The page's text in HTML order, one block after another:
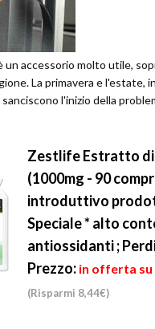
un accessorio molto utile,
La primavera e l'estate,
l'inizio della
Zestlife Estratto
(1000mg - 90
introduttivo
Speciale * alto
antiossidanti ;
Prezzo: in offerta su
(Risparmi 8,44€)